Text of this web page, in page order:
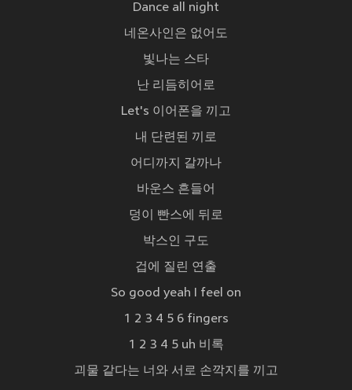
Dance all night
네온사인은 없어도
빛나는 스타
난 리듬히어로
Let's 이어폰을 끼고
내 단련된 끼로
어디까지 갈까나
바운스 흔들어
덩이 빤스에 뒤로
박스인 구도
겁에 질린 연출
So good yeah I feel on
1 2 3 4 5 6 fingers
1 2 3 4 5 uh 비록
괴물 같다는 너와 서로 손깍지를 끼고